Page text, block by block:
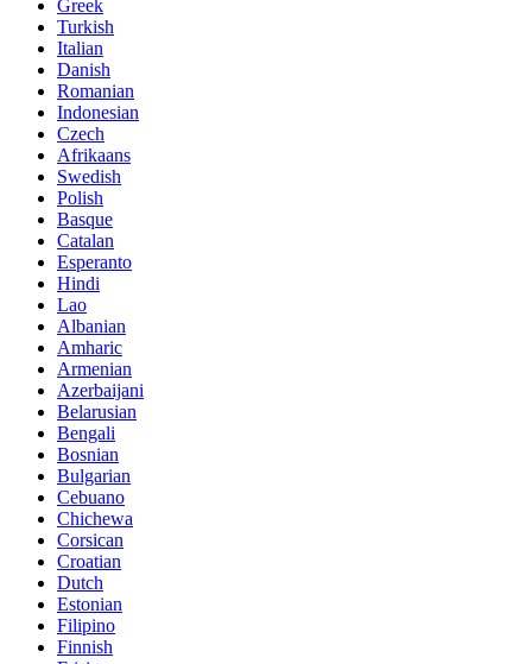
Greek
Turkish
Italian
Danish
Romanian
Indonesian
Czech
Afrikaans
Swedish
Polish
Basque
Catalan
Esperanto
Hindi
Lao
Albanian
Amharic
Armenian
Azerbaijani
Belarusian
Bengali
Bosnian
Bulgarian
Cebuano
Chichewa
Corsican
Croatian
Dutch
Estonian
Filipino
Finnish